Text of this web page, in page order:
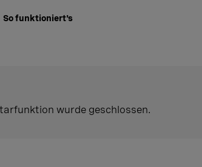
So funktioniert's
wurde geschlossen.